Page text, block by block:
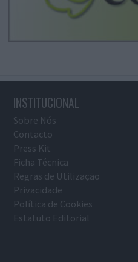
INSTITUCIONAL
Sobre Nós
Contacto
Press Kit
Ficha Técnica
Regras de Utilização
Privacidade
Política de Cookies
Estatuto Editorial